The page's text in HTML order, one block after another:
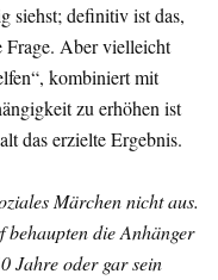
siehst; definitiv ist das,
Frage. Aber vielleicht
kombiniert mit
zu erhöhen ist
das erzielte Ergebnis.
Märchen nicht aus.
die Anhänger
Jahre oder gar sein